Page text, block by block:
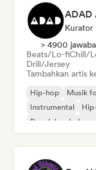
ADAD
Kurator
> 4900
Beats/Lo-fiChill/
Drill/Jersey
Tambahkan artis
Hip-hop Musik
Instrumental
Rap dalam bahasa